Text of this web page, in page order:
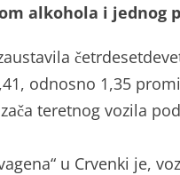
alkohola i
odnosno 1,35
teretnog vozila
u Crvenki je,